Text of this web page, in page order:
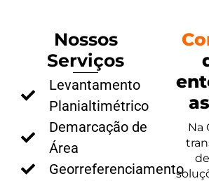
Nossos
Serviços
Levantamento
Planialtimétrico
Demarcação de
Área
Georreferenciamento
Na